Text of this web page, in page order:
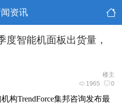
资讯
度智能机面板出货量，
楼主
1965 0
构TrendForce集邦咨询发布最